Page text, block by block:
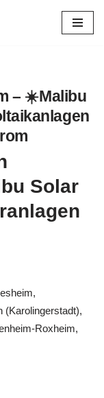
– ☀️Malibu